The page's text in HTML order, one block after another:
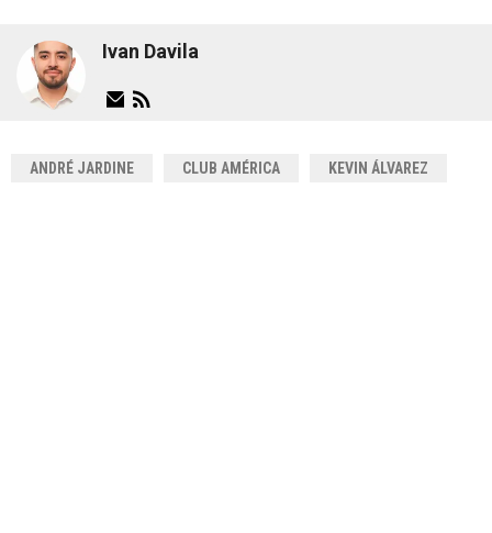
Ivan Davila
ANDRÉ JARDINE CLUB AMÉRICA KEVIN ÁLVAREZ